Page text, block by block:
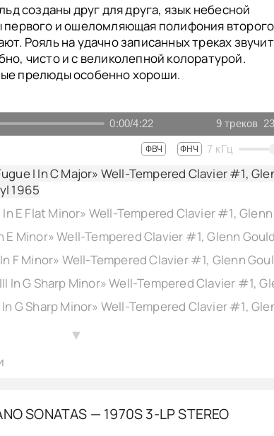
созданы друг для друга, язык небесной
первого и ошеломляющая полифония второго
Рояль на удачно записанных треках звучит
чисто и с великолепной колоратурой.
прелюды особенно хороши.
0:00/4:22 9 треков
ФВЧ ФНЧ 7 кГц
I In C Major» Well-Tempered Clavier #1,
1965
▲
SONATAS — 1970S 3-LP STEREO